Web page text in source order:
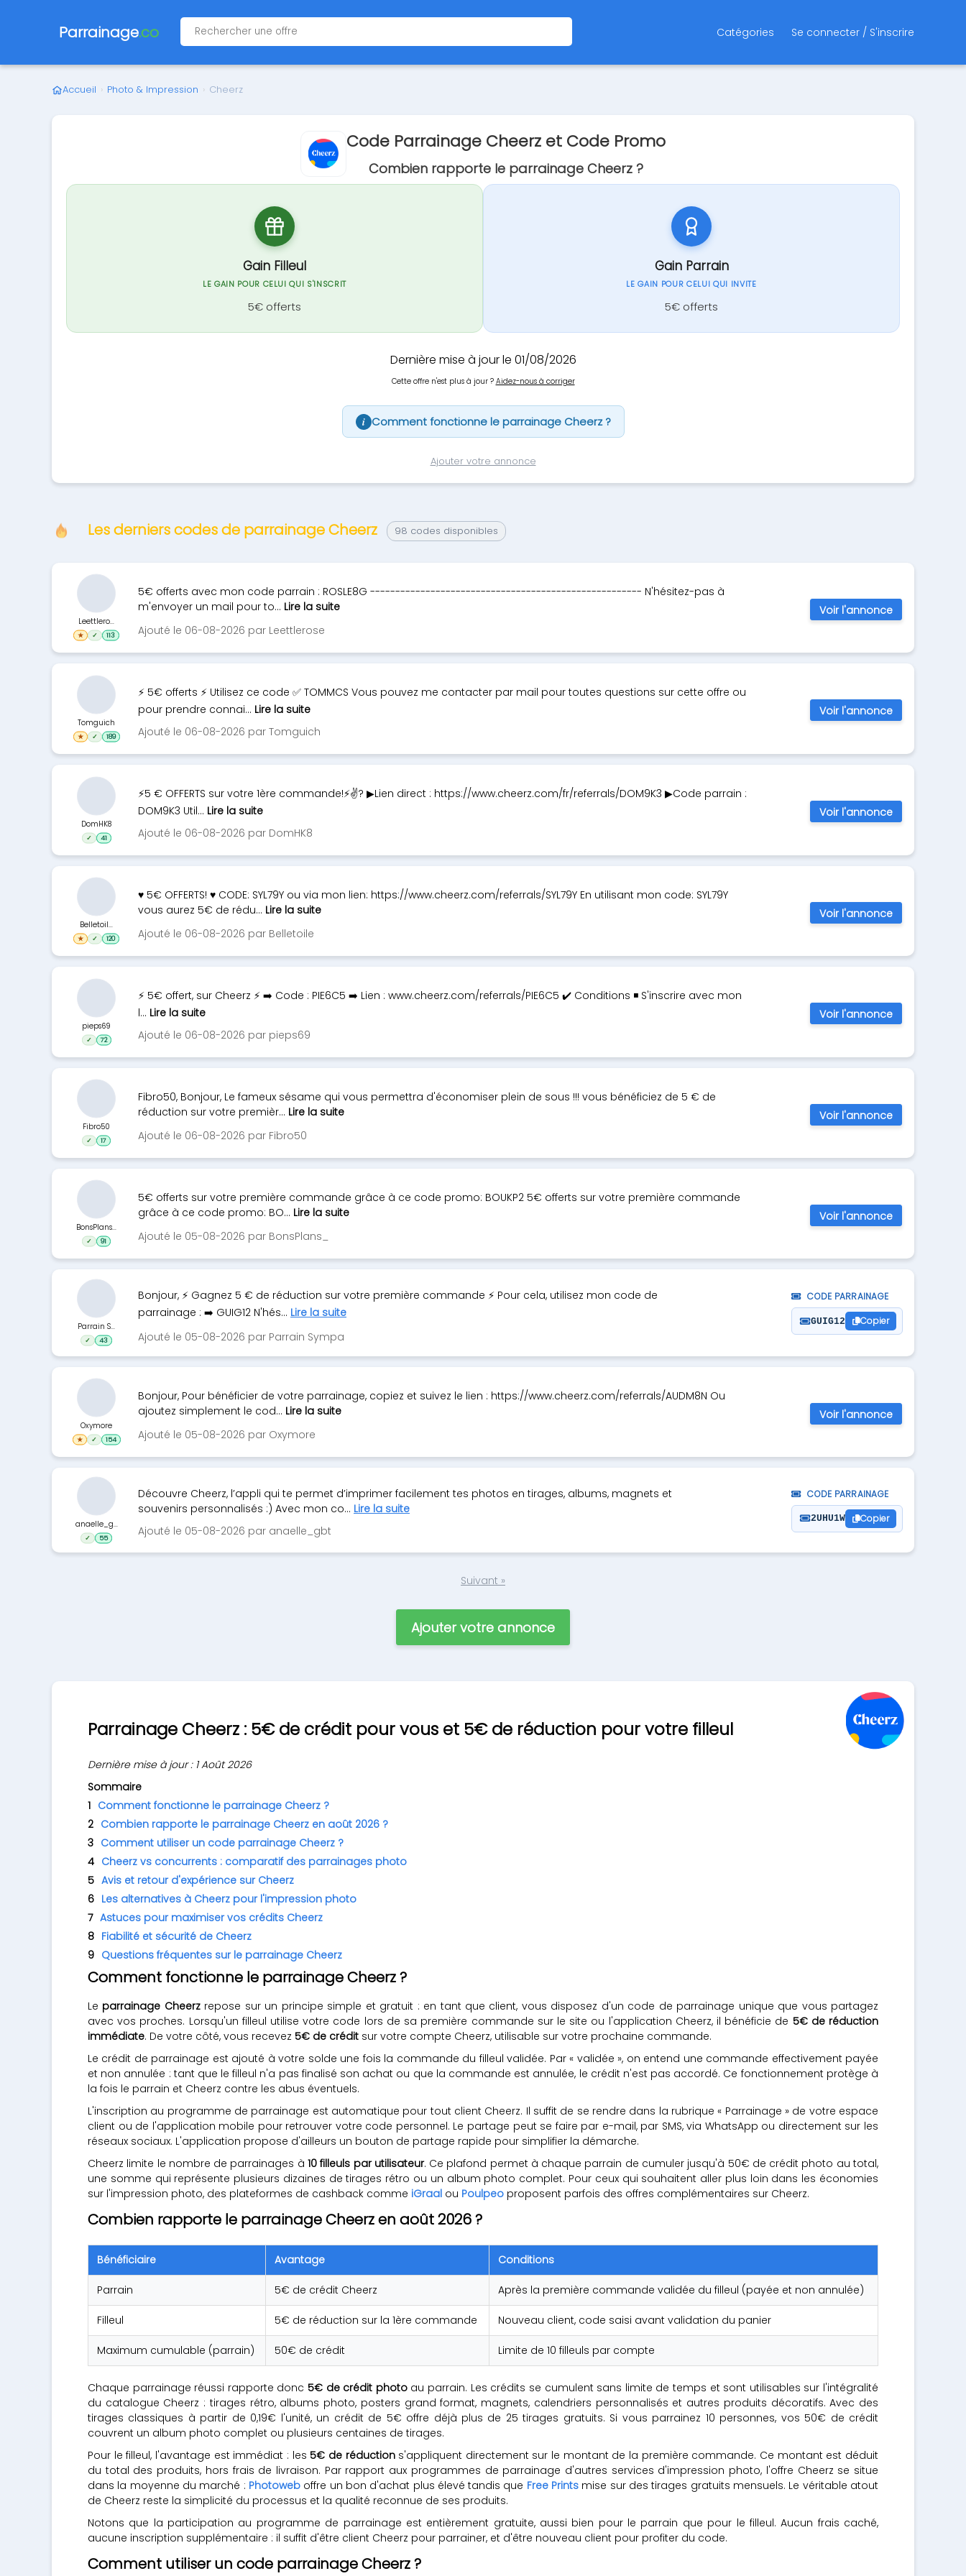
Parrainage.co Catégories Se connecter / S'inscrire
Accueil › Photo & Impression › Cheerz
Code Parrainage Cheerz et Code Promo
Combien rapporte le parrainage Cheerz ?
Gain Filleul
LE GAIN POUR CELUI QUI S'INSCRIT
5€ offerts
Gain Parrain
LE GAIN POUR CELUI QUI INVITE
5€ offerts
Dernière mise à jour le 01/08/2026
Cette offre n'est plus à jour ? Aidez-nous à corriger
i Comment fonctionne le parrainage Cheerz ?
Ajouter votre annonce
Les derniers codes de parrainage Cheerz 98 codes disponibles
5€ offerts avec mon code parrain : ROSLE8G ------------------------------------------------------ N'hésitez-pas à
m'envoyer un mail pour to... Lire la suite
Ajouté le 06-08-2026 par Leettlerose
Leettlero...
★ ✓ 113
Voir l'annonce
⚡ 5€ offerts ⚡ Utilisez ce code ✅ TOMMCS Vous pouvez me contacter par mail pour toutes questions sur cette offre ou
pour prendre connai... Lire la suite
Ajouté le 06-08-2026 par Tomguich
Tomguich
★ ✓ 189
Voir l'annonce
⚡5 € OFFERTS sur votre 1ère commande!⚡✌? ▶Lien direct : https://www.cheerz.com/fr/referrals/DOM9K3 ▶Code parrain :
DOM9K3 Util... Lire la suite
Ajouté le 06-08-2026 par DomHK8
DomHK8
✓ 41
Voir l'annonce
♥ 5€ OFFERTS! ♥ CODE: SYL79Y ou via mon lien: https://www.cheerz.com/referrals/SYL79Y En utilisant mon code: SYL79Y
vous aurez 5€ de rédu... Lire la suite
Ajouté le 06-08-2026 par Belletoile
Belletoil...
★ ✓ 120
Voir l'annonce
⚡ 5€ offert, sur Cheerz ⚡ ➡️ Code : PIE6C5 ➡️ Lien : www.cheerz.com/referrals/PIE6C5 ✔️ Conditions ◾ S'inscrire avec mon
l... Lire la suite
Ajouté le 06-08-2026 par pieps69
pieps69
✓ 72
Voir l'annonce
Fibro50, Bonjour, Le fameux sésame qui vous permettra d'économiser plein de sous !!! vous bénéficiez de 5 € de
réduction sur votre premièr... Lire la suite
Ajouté le 06-08-2026 par Fibro50
Fibro50
✓ 17
Voir l'annonce
5€ offerts sur votre première commande grâce à ce code promo: BOUKP2 5€ offerts sur votre première commande
grâce à ce code promo: BO... Lire la suite
Ajouté le 05-08-2026 par BonsPlans_
BonsPlans...
✓ 91
Voir l'annonce
Bonjour, ⚡ Gagnez 5 € de réduction sur votre première commande ⚡ Pour cela, utilisez mon code de
parrainage : ➡️ GUIG12 N'hés... Lire la suite
Ajouté le 05-08-2026 par Parrain Sympa
CODE PARRAINAGE
GUIG12 Copier
Parrain S...
✓ 43
Bonjour, Pour bénéficier de votre parrainage, copiez et suivez le lien : https://www.cheerz.com/referrals/AUDM8N Ou
ajoutez simplement le cod... Lire la suite
Ajouté le 05-08-2026 par Oxymore
Oxymore
★ ✓ 154
Voir l'annonce
Découvre Cheerz, l’appli qui te permet d’imprimer facilement tes photos en tirages, albums, magnets et
souvenirs personnalisés :) Avec mon co... Lire la suite
Ajouté le 05-08-2026 par anaelle_gbt
CODE PARRAINAGE
2UHU1W Copier
anaelle_g...
✓ 55
Suivant »
Ajouter votre annonce
Parrainage Cheerz : 5€ de crédit pour vous et 5€ de réduction pour votre filleul
Dernière mise à jour : 1 Août 2026
Sommaire
Comment fonctionne le parrainage Cheerz ?
Combien rapporte le parrainage Cheerz en août 2026 ?
Comment utiliser un code parrainage Cheerz ?
Cheerz vs concurrents : comparatif des parrainages photo
Avis et retour d'expérience sur Cheerz
Les alternatives à Cheerz pour l'impression photo
Astuces pour maximiser vos crédits Cheerz
Fiabilité et sécurité de Cheerz
Questions fréquentes sur le parrainage Cheerz
Comment fonctionne le parrainage Cheerz ?
Le parrainage Cheerzrepose sur un principe simple et gratuit : en tant que client, vous disposez d'un code de parrainage unique que vous partagez
avec vos proches. Lorsqu'un filleul utilise votre code lors de sa première commande sur le site ou l'application Cheerz, il bénéficie de 5€ de réduction
immédiate. De votre côté, vous recevez 5€ de crédit sur votre compte Cheerz, utilisable sur votre prochaine commande.
Le crédit de parrainage est ajouté à votre solde une fois la commande du filleul validée. Par « validée », on entend une commande effectivement payée
et non annulée : tant que le filleul n'a pas finalisé son achat ou que la commande est annulée, le crédit n'est pas accordé. Ce fonctionnement protège à
la fois le parrain et Cheerz contre les abus éventuels.
L'inscription au programme de parrainage est automatique pour tout client Cheerz. Il suffit de se rendre dans la rubrique « Parrainage » de votre espace
client ou de l'application mobile pour retrouver votre code personnel. Le partage peut se faire par e-mail, par SMS, via WhatsApp ou directement sur les
réseaux sociaux. L'application propose d'ailleurs un bouton de partage rapide pour simplifier la démarche.
Cheerz limite le nombre de parrainages à 10 filleuls par utilisateur. Ce plafond permet à chaque parrain de cumuler jusqu'à 50€ de crédit photo au total,
une somme qui représente plusieurs dizaines de tirages rétro ou un album photo complet. Pour ceux qui souhaitent aller plus loin dans les économies
sur l'impression photo, des plateformes de cashback comme iGraal ou Poulpeo proposent parfois des offres complémentaires sur Cheerz.
Combien rapporte le parrainage Cheerz en août 2026 ?
Bénéficiaire Avantage Conditions
Parrain 5€ de crédit Cheerz Après la première commande validée du filleul (payée et non annulée)
Filleul 5€ de réduction sur la 1ère commande Nouveau client, code saisi avant validation du panier
Maximum cumulable (parrain) 50€ de crédit Limite de 10 filleuls par compte
Chaque parrainage réussi rapporte donc 5€ de crédit photoau parrain. Les crédits se cumulent sans limite de temps et sont utilisables sur l'intégralité
du catalogue Cheerz : tirages rétro, albums photo, posters grand format, magnets, calendriers personnalisés et autres produits décoratifs. Avec des
tirages classiques à partir de 0,19€ l'unité, un crédit de 5€ offre déjà plus de 25 tirages gratuits. Si vous parrainez 10 personnes, vos 50€ de crédit
couvrent un album photo complet ou plusieurs centaines de tirages.
Pour le filleul, l'avantage est immédiat : les 5€ de réductions'appliquent directement sur le montant de la première commande. Ce montant est déduit
du total des produits, hors frais de livraison. Par rapport aux programmes de parrainage d'autres services d'impression photo, l'offre Cheerz se situe
dans la moyenne du marché : Photoweboffre un bon d'achat plus élevé tandis que Free Prints mise sur des tirages gratuits mensuels. Le véritable atout
de Cheerz reste la simplicité du processus et la qualité reconnue de ses produits.
Notons que la participation au programme de parrainage est entièrement gratuite, aussi bien pour le parrain que pour le filleul. Aucun frais caché,
aucune inscription supplémentaire : il suffit d'être client Cheerz pour parrainer, et d'être nouveau client pour profiter du code.
Comment utiliser un code parrainage Cheerz ?